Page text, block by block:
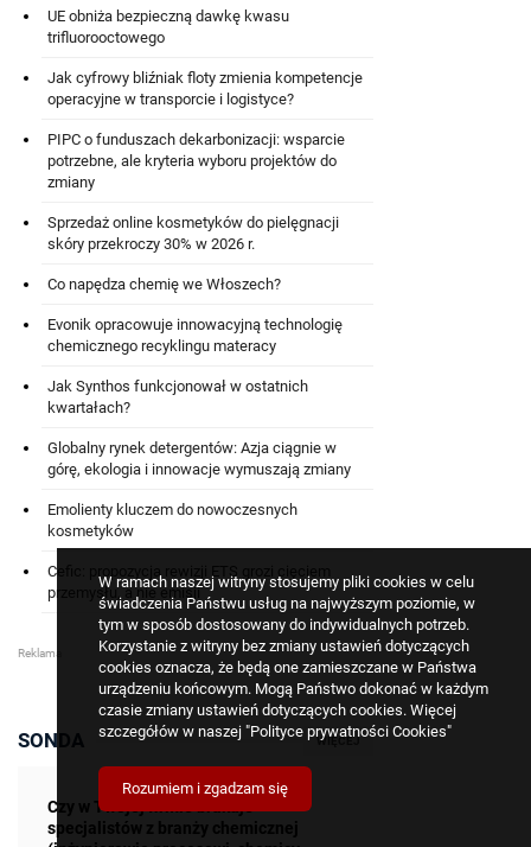
W ramach naszej witryny stosujemy pliki cookies w celu
świadczenia Państwu usług na najwyższym poziomie, w
tym w sposób dostosowany do indywidualnych potrzeb.
Korzystanie z witryny bez zmiany ustawień dotyczących
cookies oznacza, że będą one zamieszczane w Państwa
urządzeniu końcowym. Mogą Państwo dokonać w każdym
czasie zmiany ustawień dotyczących cookies. Więcej
szczegółów w naszej "Polityce prywatności Cookies"
Rozumiem i zgadzam się
UE obniża bezpieczną dawkę kwasu
trifluorooctowego
Jak cyfrowy bliźniak floty zmienia kompetencje
operacyjne w transporcie i logistyce?
PIPC o funduszach dekarbonizacji: wsparcie
potrzebne, ale kryteria wyboru projektów do
zmiany
Sprzedaż online kosmetyków do pielęgnacji
skóry przekroczy 30% w 2026 r.
Co napędza chemię we Włoszech?
Evonik opracowuje innowacyjną technologię
chemicznego recyklingu materacy
Jak Synthos funkcjonował w ostatnich
kwartałach?
Globalny rynek detergentów: Azja ciągnie w
górę, ekologia i innowacje wymuszają zmiany
Emolienty kluczem do nowoczesnych
kosmetyków
Cefic: propozycja rewizji ETS grozi cięciem
przemysłu, a nie emisji
WIĘCEJ
SONDA
Czy w Twojej firmie brakuje
specjalistów z branży chemicznej